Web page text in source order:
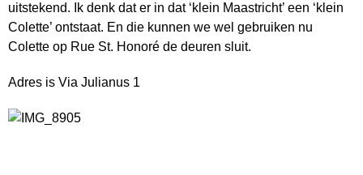
uitstekend. Ik denk dat er in dat ‘klein Maastricht’ een ‘klein
Colette’ ontstaat. En die kunnen we wel gebruiken nu
Colette op Rue St. Honoré de deuren sluit.
Adres is Via Julianus 1